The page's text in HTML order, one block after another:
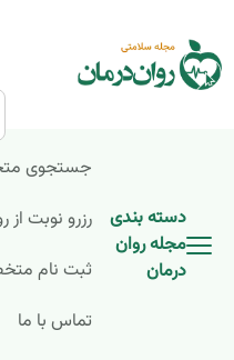
دسته بندی
مجله روان
درمان
جستجوی
رزرو نوبت
ثبت نام
تماس با ما